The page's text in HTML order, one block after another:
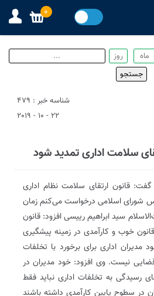
شناسه خبر : 479
22 - 10 - 2019
سلامت اداری تمدید شود
قانون ارتقای سلامت نظام اداری
شورای اسلامی درخواست می‌کنم زمان
سید ابراهیم رییسی افزود: قانون
خوب و کارآمدی در زمینه پیشگیری
اداری برای برخورد با تخلفات
نیست. وی افزود: خود مدیران در
رسیدگی به تخلفات اداری نباید فقط
در سطوح پایین کار‌آمدی داشته باشند
0